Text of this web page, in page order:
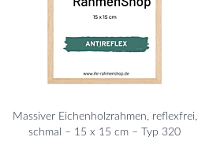
Massiver Eichenholzrahmen, reflexfrei,
schmal – 15 x 15 cm – Typ 320